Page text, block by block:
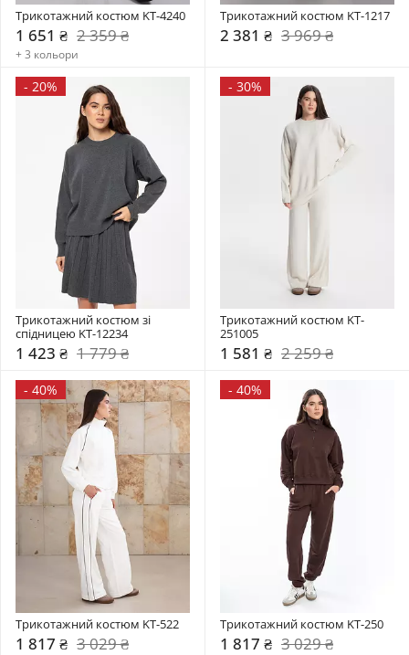
Трикотажний костюм KT-4240
1 651 ₴ 2 359 ₴
+ 3 кольори
Трикотажний костюм KT-1217
2 381 ₴ 3 969 ₴
- 20%
Трикотажний костюм зі
спідницею KT-12234
1 423 ₴ 1 779 ₴
- 30%
Трикотажний костюм KT-
251005
1 581 ₴ 2 259 ₴
- 40%
Трикотажний костюм KT-522
1 817 ₴ 3 029 ₴
- 40%
Трикотажний костюм KT-250
1 817 ₴ 3 029 ₴